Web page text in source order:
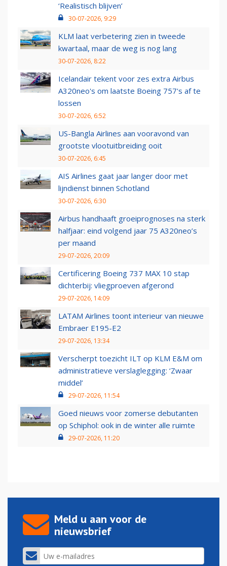
‘Realistisch blijven’
30-07-2026, 9:29
KLM laat verbetering zien in tweede
kwartaal, maar de weg is nog lang
30-07-2026, 8:22
Icelandair tekent voor zes extra Airbus
A320neo's om laatste Boeing 757's af te
lossen
30-07-2026, 6:52
US-Bangla Airlines aan vooravond van
grootste vlootuitbreiding ooit
30-07-2026, 6:45
AIS Airlines gaat jaar langer door met
lijndienst binnen Schotland
30-07-2026, 6:30
Airbus handhaaft groeiprognoses na sterk
halfjaar: eind volgend jaar 75 A320neo’s
per maand
29-07-2026, 20:09
Certificering Boeing 737 MAX 10 stap
dichterbij: vliegproeven afgerond
29-07-2026, 14:09
LATAM Airlines toont interieur van nieuwe
Embraer E195-E2
29-07-2026, 13:34
Verscherpt toezicht ILT op KLM E&M om
administratieve verslaglegging: ‘Zwaar
middel’
29-07-2026, 11:54
Goed nieuws voor zomerse debutanten
op Schiphol: ook in de winter alle ruimte
29-07-2026, 11:20
Meld u aan voor de
nieuwsbrief